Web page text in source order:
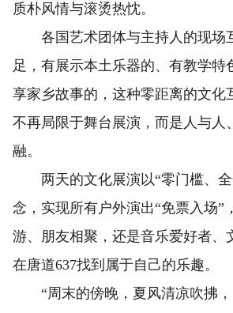
质朴风情与滚烫热忱。
各国艺术团体与主持人的现场
足，有展示本土乐器的、有教学特
享家乡故事的，这种零距离的文化
不再局限于舞台展演，而是人与人
融。
两天的文化展演以“零门槛、全
念，实现所有户外演出“免票入场”
游、朋友相聚，还是音乐爱好者、
在唐道637找到属于自己的乐趣。
“周末的傍晚，夏风清凉吹拂，